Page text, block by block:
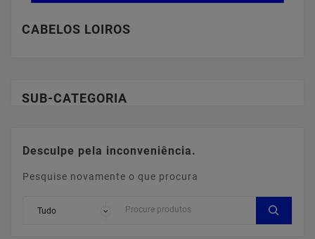
CABELOS LOIROS
SUB-CATEGORIA
Desculpe pela inconveniência.
Pesquise novamente o que procura